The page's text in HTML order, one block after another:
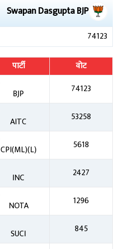
Swapan DasguptaBJP
74123
पार्टी
वोट
BJP 74123
AITC 53258
CPI(ML)(L) 5618
INC 2427
NOTA 1296
SUCI 845